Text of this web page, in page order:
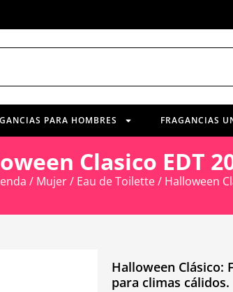
PARA HOMBRES FRAGANCIAS
Clasico EDT
/ Mujer/ Eau de Toilette/ Halloween
Halloween Clásico:
para climas cálidos.